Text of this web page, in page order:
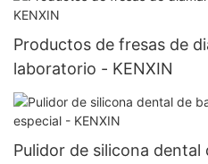
Productos de fresas de
laboratorio - KENXIN
Pulidor de silicona